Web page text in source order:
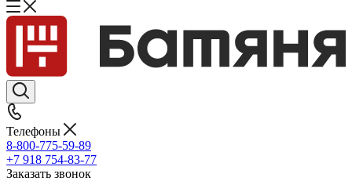
Телефоны
8-800-775-59-89
+7 918 754-83-77
Заказать звонок